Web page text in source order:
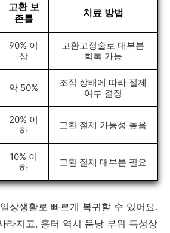
고환 보
존률
치료 방법
90% 이
상
고환고정술로 대부분
회복 가능
약 50%
조직 상태에 따라 절제
여부 결정
20% 이
하
고환 절제 가능성 높음
10% 이
하
고환 절제 대부분 필요
상생활로 빠르게 복귀할 수 있어요.
라지고, 흉터 역시 음낭 부위 특성상